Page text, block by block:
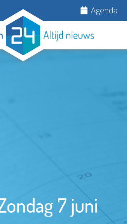
Agenda
7 juni